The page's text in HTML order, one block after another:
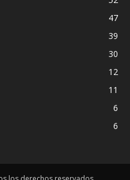
47
39
30
12
11
6
6